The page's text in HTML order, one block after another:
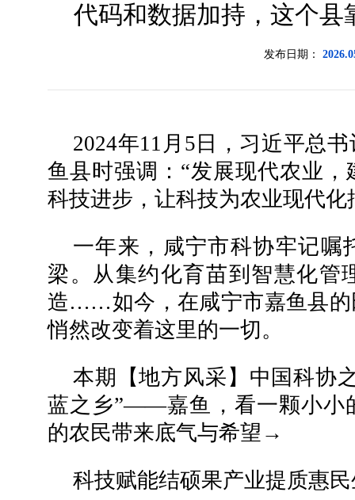
代码和数据加持，这个县
发布日期：
2024年11月5日，习近平总
鱼县时强调：“发展现代农业
科技进步，让科技为农业现代化
一年来，咸宁市科协牢记嘱
梁。从集约化育苗到智慧化管
造……如今，在咸宁市嘉鱼县的
悄然改变着这里的一切。
本期【地方风采】中国科协
蓝之乡”——嘉鱼，看一颗小小
的农民带来底气与希望→
科技赋能结硕果产业提质惠